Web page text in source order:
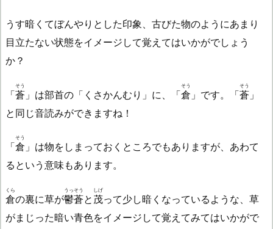
うす暗くてぼんやりとした印象、古びた物のようにあまり
目立たない状態をイメージして覚えてはいかがでしょう
か？
「蒼
そう
」は部首の「くさかんむり」に、「倉
そう
」です。「蒼
そう
」
と同じ音読みができますね！
「倉
そう
」は物をしまっておくところでもありますが、あわて
るという意味もあります。
倉
くら
の裏に草が鬱蒼
うっそう
と 茂
しげ
って少し暗くなっているような、草
がまじった暗い青色をイメージして覚えてみてはいかがで